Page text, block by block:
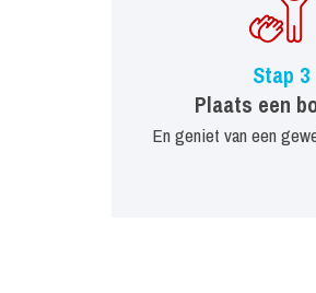
Stap 3
Plaats een
En geniet van een